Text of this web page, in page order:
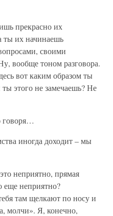
прекрасно их
их начинаешь
своими
вообще тоном разговора.
вот каким образом ты
этого не замечаешь? Не
иногда доходит – мы
неприятно, прямая
еще неприятно?
там щелкают по носу и
молчи». Я, конечно,